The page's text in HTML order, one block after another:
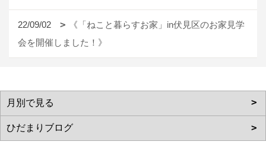
22/09/02
《「ねこと暮らすお家」in伏見区のお家見学
会を開催しました！》